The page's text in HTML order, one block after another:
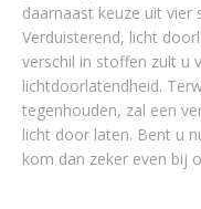
daarnaast keuze uit
Verduisterend, licht
verschil in stoffen zult u
lichtdoorlatendheid.
tegenhouden, zal een
licht door laten. Bent u
kom dan zeker even bij